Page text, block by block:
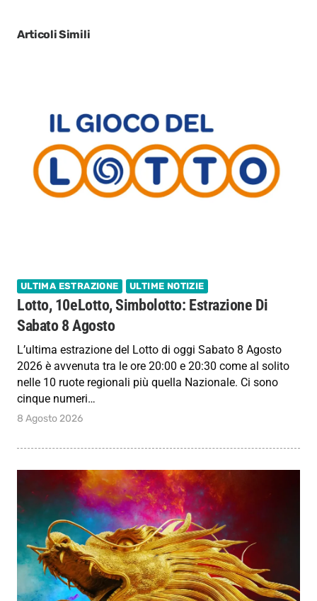
Articoli Simili
ULTIMA ESTRAZIONE ULTIME NOTIZIE
Lotto, 10eLotto, Simbolotto: Estrazione Di
Sabato 8 Agosto
L’ultima estrazione del Lotto di oggi Sabato 8 Agosto
2026 è avvenuta tra le ore 20:00 e 20:30 come al solito
nelle 10 ruote regionali più quella Nazionale. Ci sono
cinque numeri…
8 Agosto 2026